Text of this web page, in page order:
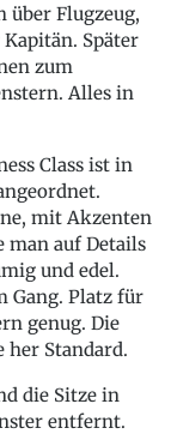
über Flugzeug,
Später
zum
Alles in
Class ist in
mit Akzenten
man auf Details
und edel.
Gang. Platz für
genug. Die
her Standard.
die Sitze in
entfernt.